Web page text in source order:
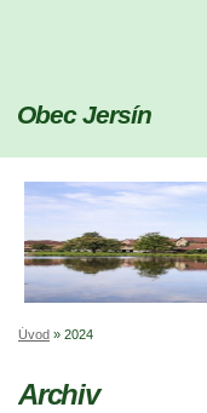
Obec Jersín
Úvod » 2024
Archiv